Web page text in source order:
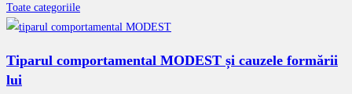
Toate categoriile
Tiparul comportamental MODEST și cauzele formării
lui